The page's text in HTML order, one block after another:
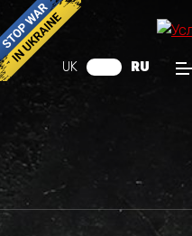
UK RU